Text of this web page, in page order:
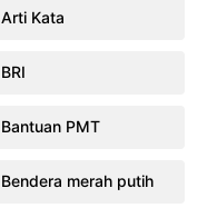
Arti Kata
BRI
Bantuan PMT
Bendera merah putih